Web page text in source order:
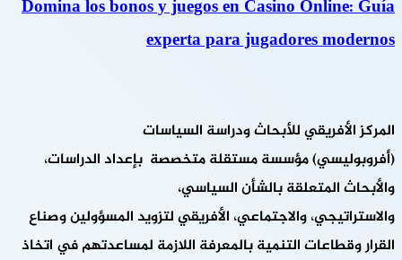
Domina los bonos y juegos en Casino Online: Guía
experta para jugadores modernos
المركز الأفريقي للأبحاث ودراسة السياسات
(أفروبوليسي) مؤسسة مستقلة متخصصة بإعداد الدراسات،
والأبحاث المتعلقة بالشأن السياسي،
والاستراتيجي، والاجتماعي، الأفريقي لتزويد المسؤولين وصناع
القرار وقطاعات التنمية بالمعرفة اللازمة لمساعدتهم في اتخاذ